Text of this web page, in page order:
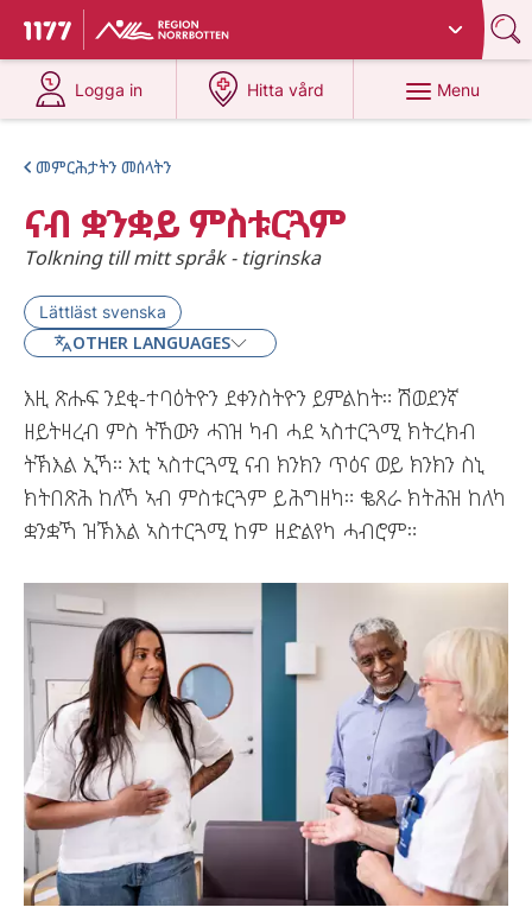
To start page for 1177
Du har valt region
Logga in
at 1177.se
Hitta vård
at 1177.se
Menu
መምርሕታትን መሰላትን
ናብ ቋንቋይ ምስቱርጓም
Tolkning till mitt språk - tigrinska
Lättläst svenska
OTHER LANGUAGES
እዚ ጽሑፍ ንደቂ-ተባዕትዮን ደቀንስትዮን ይምልከት። ሽወደንኛ
ዘይትዛረብ ምስ ትኸውን ሓገዝ ካብ ሓደ ኣስተርጓሚ ክትረክብ
ትኽእል ኢኻ። እቲ ኣስተርጓሚ ናብ ክንክን ጥዕና ወይ ክንክን ስኒ
ክትበጽሕ ከለኻ ኣብ ምስቱርጓም ይሕግዘካ። ቈጸራ ክትሕዝ ከለካ
ቋንቋኻ ዝኽእል ኣስተርጓሚ ከም ዘድልየካ ሓብሮም።